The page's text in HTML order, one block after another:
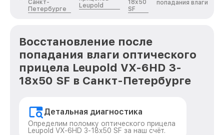
Санкт-
Петербурге
Leupold
18x50
SF
попадания влаги
Восстановление после
попадания влаги оптического
прицела Leupold VX-6HD 3-
18x50 SF в Санкт-Петербурге
Детальная диагностика
Определим поломку оптического прицела
Leupold VX-6HD 3-18x50 SF за наш счёт.